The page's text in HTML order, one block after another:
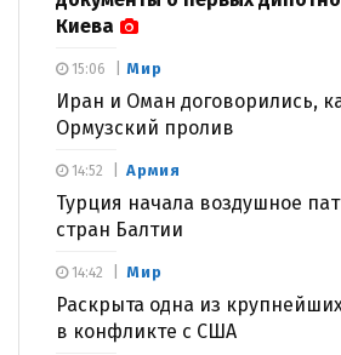
Киева
Мир
Иран и Оман договорились,
Ормузский пролив
15:06
Армия
Турция начала воздушное
стран Балтии
14:52
Мир
Раскрыта одна из
в конфликте с США
14:42